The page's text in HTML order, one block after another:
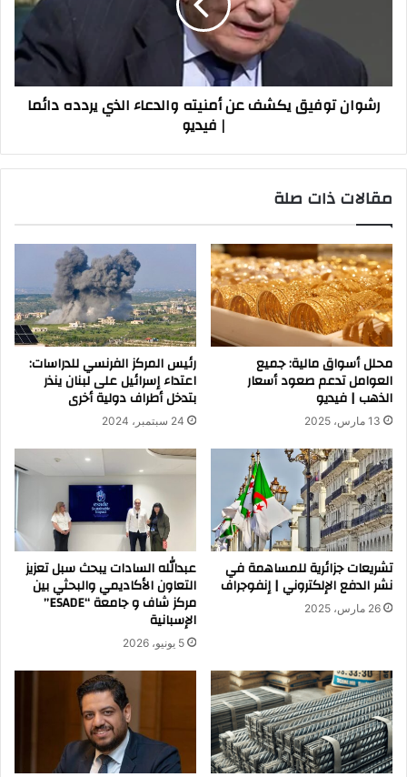
يردده
دائما
رشوان توفيق يكشف عن أمنيته والدعاء الذي يردده دائما
| فيديو
مقالات ذات صلة
محلل أسواق مالية: جميع
العوامل تدعم صعود أسعار
الذهب | فيديو
13 مارس، 2025
رئيس المركز الفرنسي للدراسات:
اعتداء إسرائيل على لبنان ينذر
بتدخل أطراف دولية أخرى
24 سبتمبر، 2024
تشريعات جزائرية للمساهمة في
نشر الدفع الإلكتروني | إنفوجراف
26 مارس، 2025
عبدالله السادات يبحث سبل تعزيز
التعاون الأكاديمي والبحثي بين
مركز شاف و جامعة “ESADE”
الإسبانية
5 يونيو، 2026